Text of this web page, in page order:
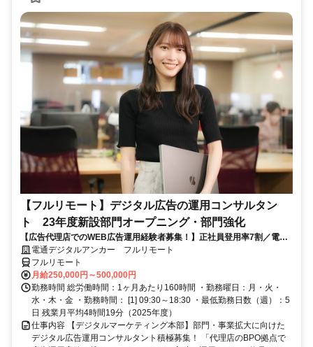
【フルリモート】デジタル広告の運用コンサルタン
ト 23年度新設部門オープニング・部門強化
【広告代理店でのWEB広告運用経験者募集！】正社員登用率7割／電通
G／全国×完全在宅／年休126日・土日祝休み／残業月平均4時間19分
電通デジタルアンカー フルリモート
フルリモート
月給250,000円～500,000円
勤務時間 総労働時間：1ヶ月あたり160時間 ・勤務曜日：月・火・
水・木・金 ・勤務時間： [1] 09:30～18:30 ・最低勤務日数（週）：5
日 残業月平均4時間19分（2025年度）
仕事内容 【デジタルマーケティング本部】部門・事業拡大に向けた
デジタル広告運用コンサルタント積極募集！ 「代理店のBPO拠点で